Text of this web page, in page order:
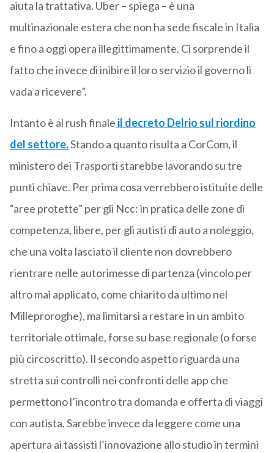
aiuta la trattativa. Uber – spiega – è una
multinazionale estera che non ha sede fiscale in Italia
e fino a oggi opera illegittimamente. Ci sorprende il
fatto che invece di inibire il loro servizio il governo li
vada a ricevere”.
Intanto è al rush finale il decreto Delrio sul riordino
del settore.Stando a quanto risulta a CorCom, il
ministero dei Trasporti starebbe lavorando su tre
punti chiave. Per prima cosa verrebbero istituite delle
“aree protette” per gli Ncc: in pratica delle zone di
competenza, libere, per gli autisti di auto a noleggio,
che una volta lasciato il cliente non dovrebbero
rientrare nelle autorimesse di partenza (vincolo per
altro mai applicato, come chiarito da ultimo nel
Milleproroghe), ma limitarsi a restare in un ambito
territoriale ottimale, forse su base regionale (o forse
più circoscritto). Il secondo aspetto riguarda una
stretta sui controlli nei confronti delle app che
permettono l’incontro tra domanda e offerta di viaggi
con autista. Sarebbe invece da leggere come una
apertura ai tassisti l’innovazione allo studio in termini